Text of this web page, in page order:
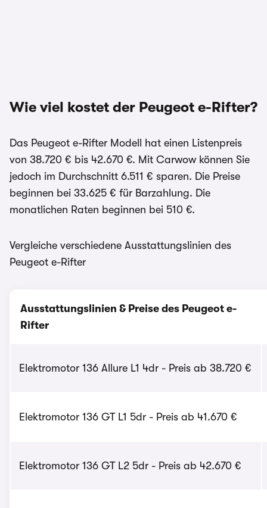
Wie viel kostet der Peugeot e-Rifter?
Das Peugeot e-Rifter Modell hat einen Listenpreis
von 38.720 € bis 42.670 €. Mit Carwow können Sie
jedoch im Durchschnitt 6.511 € sparen. Die Preise
beginnen bei 33.625 € für Barzahlung. Die
monatlichen Raten beginnen bei 510 €.
Vergleiche verschiedene Ausstattungslinien des
Peugeot e-Rifter
Ausstattungslinien & Preise des Peugeot e-
Rifter
Elektromotor 136 Allure L1 4dr - Preis ab 38.720 €
Elektromotor 136 GT L1 5dr - Preis ab 41.670 €
Elektromotor 136 GT L2 5dr - Preis ab 42.670 €